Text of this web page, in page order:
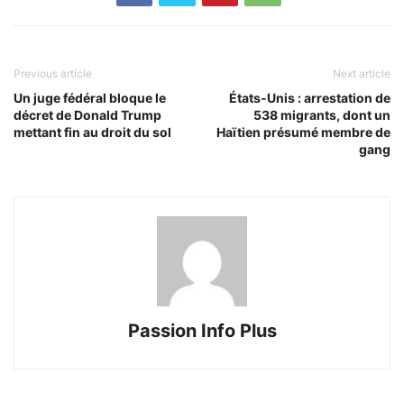
Previous article
Un juge fédéral bloque le
décret de Donald Trump
mettant fin au droit du sol
Next article
États-Unis : arrestation de
538 migrants, dont un
Haïtien présumé membre de
gang
Passion Info Plus